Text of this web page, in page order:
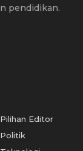
pendidikan.
Pilihan Editor
Politik